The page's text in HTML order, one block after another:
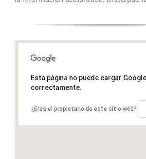
Esta página no puede cargar
correctamente.
¿Eres el propietario de este sitio web?